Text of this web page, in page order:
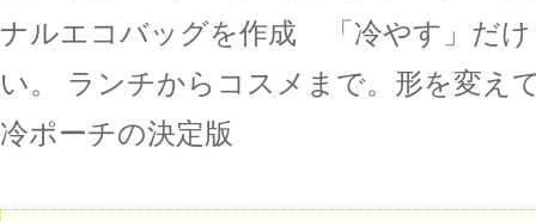
ナルエコバッグを作成 「冷やす」だ
い。 ランチからコスメまで。形を変え
冷ポーチの決定版